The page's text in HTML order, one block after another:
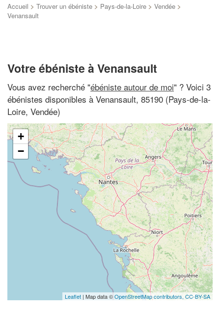
Accueil > Trouver un ébéniste > Pays-de-la-Loire > Vendée >
Venansault
Votre ébéniste à Venansault
Vous avez recherché "ébéniste autour de moi" ? Voici 3
ébénistes disponibles à Venansault, 85190 (Pays-de-la-
Loire, Vendée)
+
−
Leaflet | Map data ©OpenStreetMap contributors, CC-BY-SA